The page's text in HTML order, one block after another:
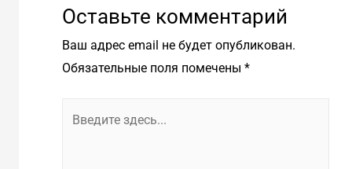
Оставьте комментарий
Ваш адрес email не будет опубликован.
Обязательные поля помечены *